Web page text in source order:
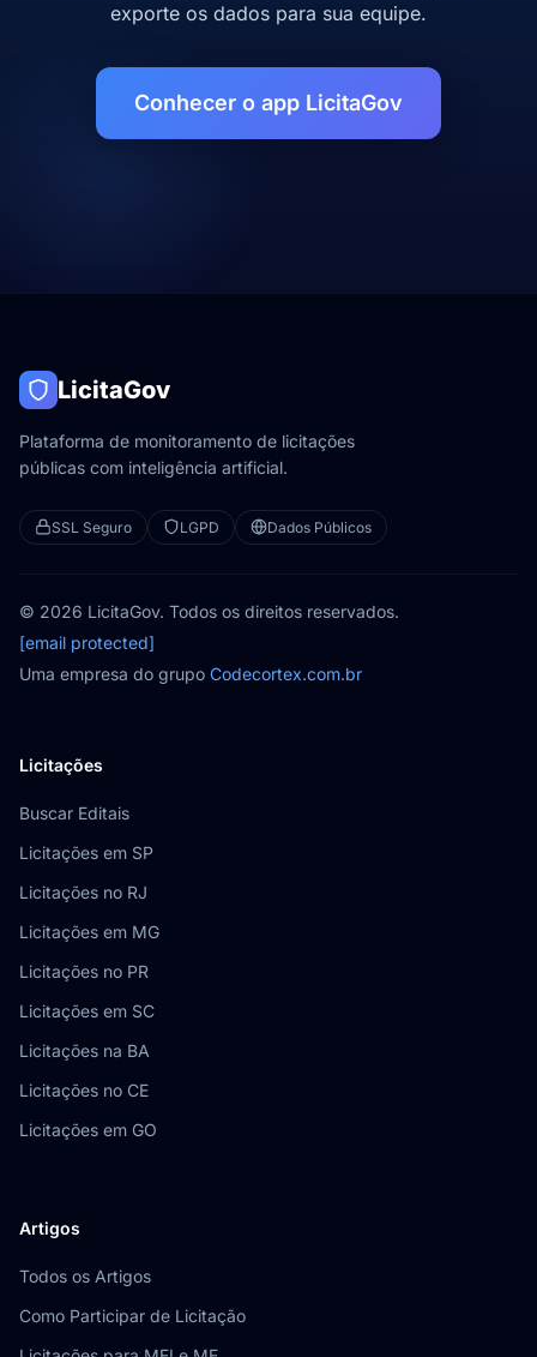
exporte os dados para sua equipe.
Conhecer o app LicitaGov
LicitaGov
Plataforma de monitoramento de licitações
públicas com inteligência artificial.
SSL Seguro LGPD Dados Públicos
© 2026 LicitaGov. Todos os direitos reservados.
[email protected]
Uma empresa do grupo Codecortex.com.br
Licitações
Buscar Editais
Licitações em SP
Licitações no RJ
Licitações em MG
Licitações no PR
Licitações em SC
Licitações na BA
Licitações no CE
Licitações em GO
Artigos
Todos os Artigos
Como Participar de Licitação